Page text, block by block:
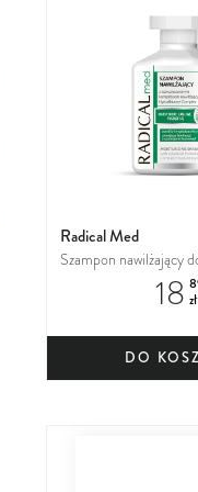
Radical Med
Szampon nawilżający
suchych, łamliwych,
18 zł
DO